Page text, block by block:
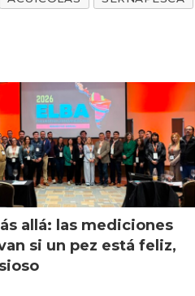
allá: las mediciones
si un pez está feliz,